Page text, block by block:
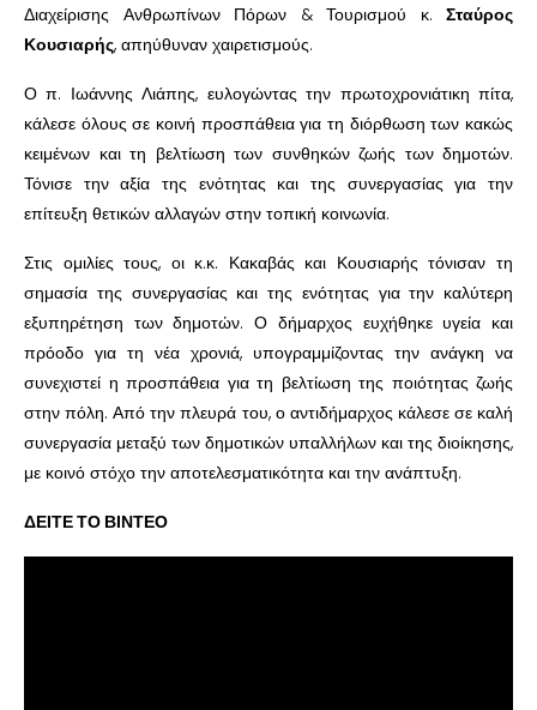
Διαχείρισης Ανθρωπίνων Πόρων & Τουρισμού κ. Σταύρος
Κουσιαρής, απηύθυναν χαιρετισμούς.
Ο π. Ιωάννης Λιάπης, ευλογώντας την πρωτοχρονιάτικη πίτα,
κάλεσε όλους σε κοινή προσπάθεια για τη διόρθωση των κακώς
κειμένων και τη βελτίωση των συνθηκών ζωής των δημοτών.
Τόνισε την αξία της ενότητας και της συνεργασίας για την
επίτευξη θετικών αλλαγών στην τοπική κοινωνία.
Στις ομιλίες τους, οι κ.κ. Κακαβάς και Κουσιαρής τόνισαν τη
σημασία της συνεργασίας και της ενότητας για την καλύτερη
εξυπηρέτηση των δημοτών. Ο δήμαρχος ευχήθηκε υγεία και
πρόοδο για τη νέα χρονιά, υπογραμμίζοντας την ανάγκη να
συνεχιστεί η προσπάθεια για τη βελτίωση της ποιότητας ζωής
στην πόλη. Από την πλευρά του, ο αντιδήμαρχος κάλεσε σε καλή
συνεργασία μεταξύ των δημοτικών υπαλλήλων και της διοίκησης,
με κοινό στόχο την αποτελεσματικότητα και την ανάπτυξη.
ΔΕΙΤΕ ΤΟ ΒΙΝΤΕΟ